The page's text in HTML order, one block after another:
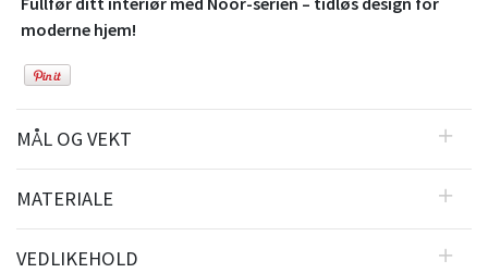
moderne hjem!
MÅL OG VEKT
MATERIALE
VEDLIKEHOLD